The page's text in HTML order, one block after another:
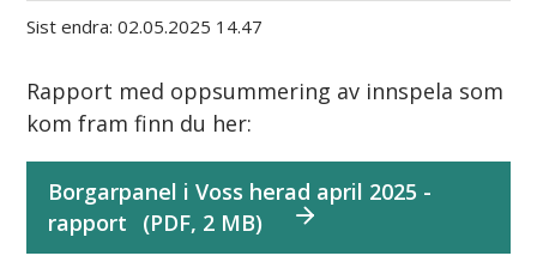
Sist endra 02.05.2025 14.47
Rapport med oppsummering av innspela som
kom fram finn du her:
Borgarpanel i Voss herad april 2025 -
rapport
(PDF, 2 MB)